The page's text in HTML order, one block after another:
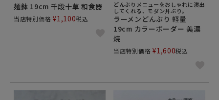
麺鉢 19cm 千段十草 和食器
当店特別価格 ¥1,100税込
どんぶりメニューをおしゃれに演出
してくれる、モダン丼ぶり。
ラーメンどんぶり 軽量
19cm カラーボーダー 美濃
焼
当店特別価格 ¥1,600税込